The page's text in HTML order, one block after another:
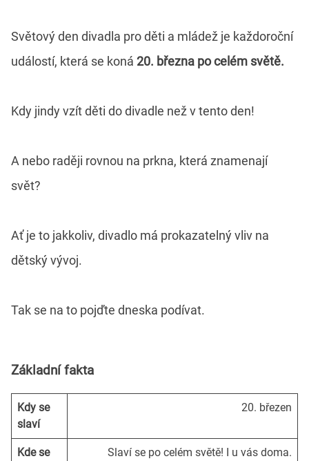
Světový den divadla pro děti a mládež je každoroční
událostí, která se koná 20. března po celém světě.
Kdy jindy vzít děti do divadle než v tento den!
A nebo raději rovnou na prkna, která znamenají
svět?
Ať je to jakkoliv, divadlo má prokazatelný vliv na
dětský vývoj.
Tak se na to pojďte dneska podívat.
Základní fakta
Kdy se
slaví
20. březen
Kde se
Slaví se po celém světě! I u vás doma.